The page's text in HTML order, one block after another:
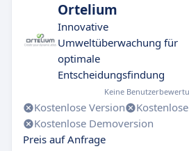
Ortelium
Innovative
Umweltüberwachung für
optimale
Entscheidungsfindung
Keine
Kostenlose Version
Kostenlose Demoversion
Preis auf Anfrage